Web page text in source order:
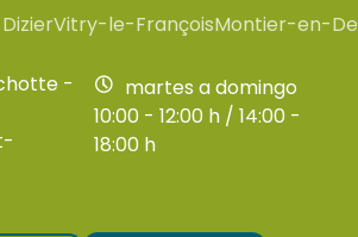
Vitry-le-FrançoisMontier-en-
-
martes a domingo
10:00 - 12:00 h / 14:00 -
18:00 h